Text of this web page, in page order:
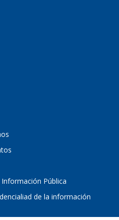
Pública
de la información